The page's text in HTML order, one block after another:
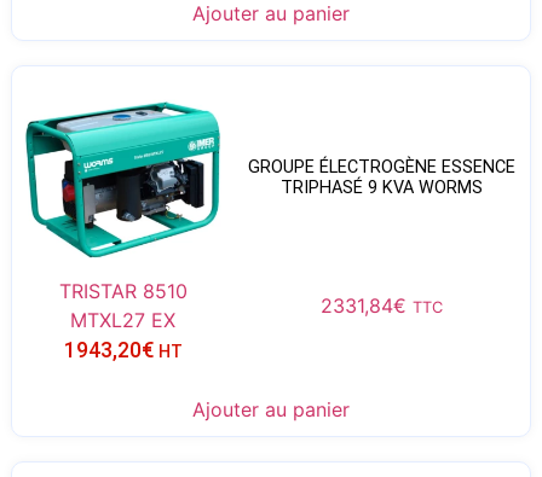
Ajouter au panier
GROUPE ÉLECTROGÈNE ESSENCE
TRIPHASÉ 9 KVA WORMS
TRISTAR 8510
MTXL27 EX
2331,84€ TTC
1943,20€ HT
Ajouter au panier